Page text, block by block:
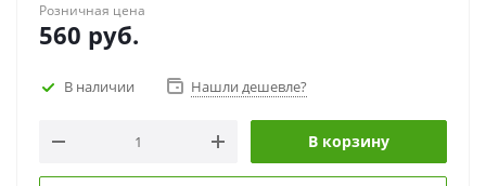
Розничная цена
560 руб.
В наличии Нашли дешевле?
В корзину